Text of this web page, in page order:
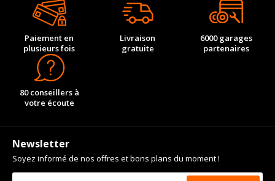
Paiement en
plusieurs fois
Livraison
gratuite
6000 garages
partenaires
80 conseillers à
votre écoute
Newsletter
Soyez informé de nos offres et bons plans du moment !